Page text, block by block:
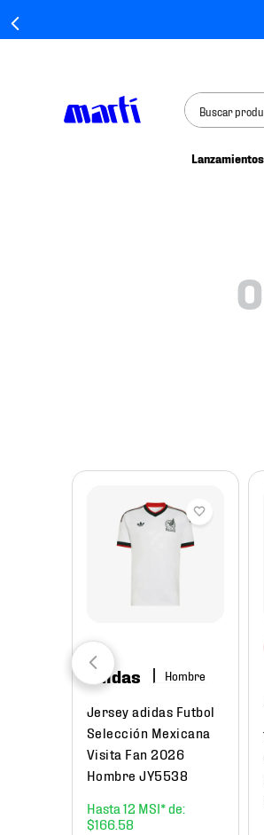
Buscar
Lanzamientos
adidas Hombre
Jersey adidas Futbol
Selección Mexicana
Visita Fan 2026
Hombre JY5538
12
$166. 58
tenis nike